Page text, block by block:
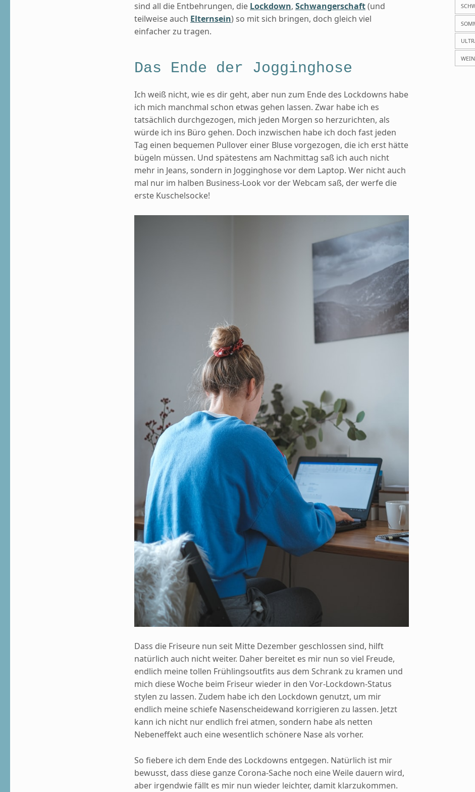
sind all die Entbehrungen, die Lockdown, Schwangerschaft(und
teilweise auch Elternsein) so mit sich bringen, doch gleich viel
einfacher zu tragen.
Das Ende der Jogginghose
Ich weiß nicht, wie es dir geht, aber nun zum Ende des Lockdowns habe
ich mich manchmal schon etwas gehen lassen. Zwar habe ich es
tatsächlich durchgezogen, mich jeden Morgen so herzurichten, als
würde ich ins Büro gehen. Doch inzwischen habe ich doch fast jeden
Tag einen bequemen Pullover einer Bluse vorgezogen, die ich erst hätte
bügeln müssen. Und spätestens am Nachmittag saß ich auch nicht
mehr in Jeans, sondern in Jogginghose vor dem Laptop. Wer nicht auch
mal nur im halben Business-Look vor der Webcam saß, der werfe die
erste Kuschelsocke!
Dass die Friseure nun seit Mitte Dezember geschlossen sind, hilft
natürlich auch nicht weiter. Daher bereitet es mir nun so viel Freude,
endlich meine tollen Frühlingsoutfits aus dem Schrank zu kramen und
mich diese Woche beim Friseur wieder in den Vor-Lockdown-Status
stylen zu lassen. Zudem habe ich den Lockdown genutzt, um mir
endlich meine schiefe Nasenscheidewand korrigieren zu lassen. Jetzt
kann ich nicht nur endlich frei atmen, sondern habe als netten
Nebeneffekt auch eine wesentlich schönere Nase als vorher.
So fiebere ich dem Ende des Lockdowns entgegen. Natürlich ist mir
bewusst, dass diese ganze Corona-Sache noch eine Weile dauern wird,
aber irgendwie fällt es mir nun wieder leichter, damit klarzukommen.
WEIN